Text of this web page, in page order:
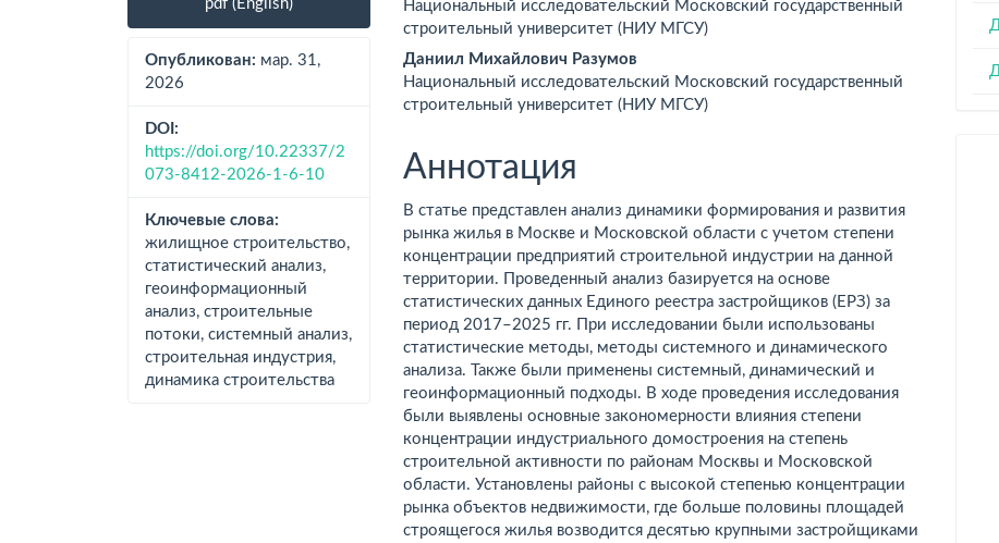
панель
статьи
pdf (English)
Опубликован: мар. 31,
2026
DOI:
https://doi.org/10.22337/2
073-8412-2026-1-6-10
Ключевые слова:
жилищное строительство,
статистический анализ,
геоинформационный
анализ, строительные
потоки, системный анализ,
строительная индустрия,
динамика строительства
содержимое
статьи
Национальный исследовательский Московский государственный
строительный университет (НИУ МГСУ)
Даниил Михайлович Разумов
Национальный исследовательский Московский государственный
строительный университет (НИУ МГСУ)
Аннотация
В статье представлен анализ динамики формирования и развития
рынка жилья в Москве и Московской области с учетом степени
концентрации предприятий строительной индустрии на данной
территории. Проведенный анализ базируется на основе
статистических данных Единого реестра застройщиков (ЕРЗ) за
период 2017–2025 гг. При исследовании были использованы
статистические методы, методы системного и динамического
анализа. Также были применены системный, динамический и
геоинформационный подходы. В ходе проведения исследования
были выявлены основные закономерности влияния степени
концентрации индустриального домостроения на степень
строительной активности по районам Москвы и Московской
области. Установлены районы с высокой степенью концентрации
рынка объектов недвижимости, где больше половины площадей
строящегося жилья возводится десятью крупными застройщиками